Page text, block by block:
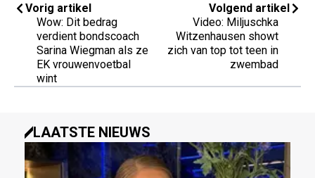
Vorig artikel
Wow: Dit bedrag
verdient bondscoach
Sarina Wiegman als ze
EK vrouwenvoetbal
wint
Volgend artikel
Video: Miljuschka
Witzenhausen showt
zich van top tot teen in
zwembad
LAATSTE NIEUWS